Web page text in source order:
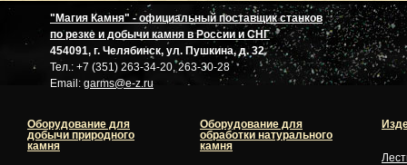
"Магия Камня" - официальный поставщик станков
по резке и добычи камня в России и СНГ
454091, г. Челябинск, ул. Пушкина, д. 32
Тел.: +7 (351) 263-34-20, 263-30-28
Email: garms@e-z.ru
Оборудование для
добычи природного
камня
Оборудование для
обработки натурального
камня